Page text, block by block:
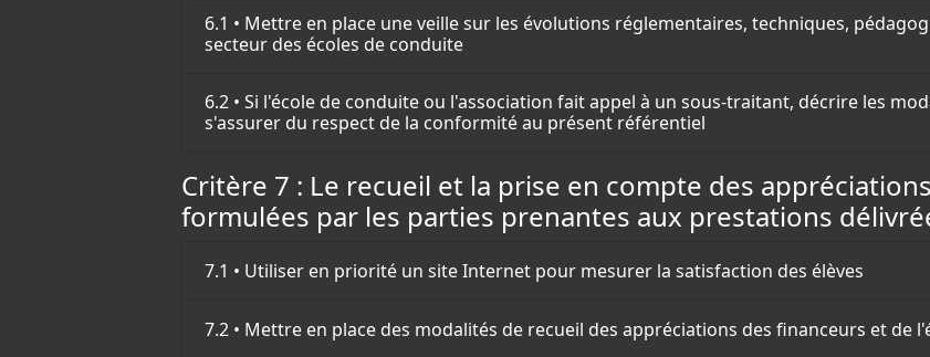
6.1 • Mettre en place une veille sur les évolutions réglementaires, techniques,
secteur des écoles de conduite
6.2 • Si l'école de conduite ou l'association fait appel à un sous-traitant, décrire les
s'assurer du respect de la conformité au présent référentiel
Critère 7 : Le recueil et la prise en compte des
formulées par les parties prenantes aux prestations
7.1 • Utiliser en priorité un site Internet pour mesurer la satisfaction des élèves
7.2 • Mettre en place des modalités de recueil des appréciations des financeurs et de